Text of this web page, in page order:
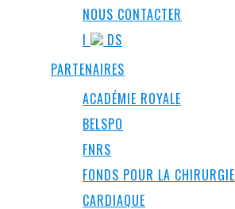
NOUS CONTACTER
I
DS
PARTENAIRES
ACADÉMIE ROYALE
BELSPO
FNRS
FONDS POUR LA CHIRURGIE
CARDIAQUE